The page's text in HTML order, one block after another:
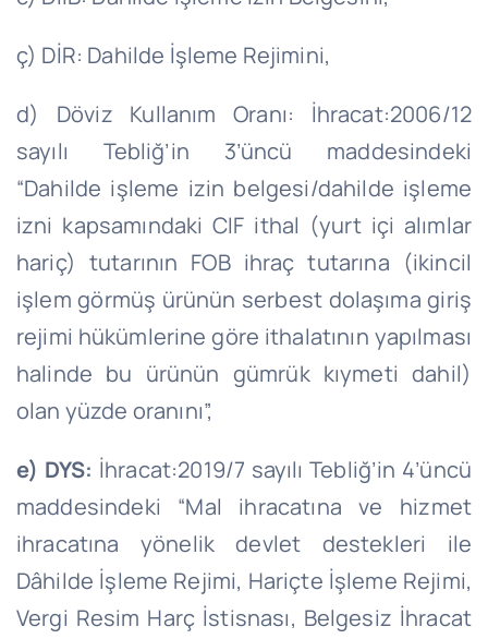
ç) DİR: Dahilde İşleme Rejimini,
d) Döviz Kullanım Oranı: İhracat:2006/12
sayılı Tebliğ’in 3’üncü maddesindeki
“Dahilde işleme izin belgesi/dahilde işleme
izni kapsamındaki CIF ithal (yurt içi alımlar
hariç) tutarının FOB ihraç tutarına (ikincil
işlem görmüş ürünün serbest dolaşıma giriş
rejimi hükümlerine göre ithalatının yapılması
halinde bu ürünün gümrük kıymeti dahil)
olan yüzde oranını”,
e) DYS: İhracat:2019/7 sayılı Tebliğ’in 4’üncü
maddesindeki “Mal ihracatına ve hizmet
ihracatına yönelik devlet destekleri ile
Dâhilde İşleme Rejimi, Hariçte İşleme Rejimi,
Vergi Resim Harç İstisnası, Belgesiz İhracat